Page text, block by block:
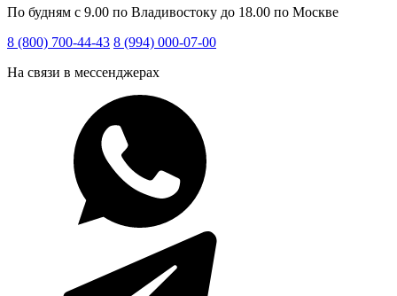
По будням с 9.00 по Владивостоку до 18.00 по Москве
8 (800) 700-44-43 8 (994) 000-07-00
На связи в мессенджерах